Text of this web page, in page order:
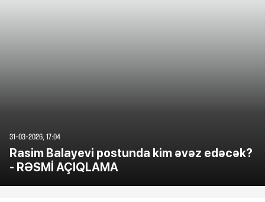
31-03-2026, 17:04
Rasim Balayevi postunda kim əvəz edəcək?
- RƏSMİ AÇIQLAMA